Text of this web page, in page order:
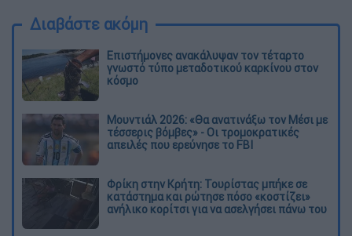
Διαβάστε ακόμη
Επιστήμονες ανακάλυψαν τον τέταρτο
γνωστό τύπο μεταδοτικού καρκίνου στον
κόσμο
Μουντιάλ 2026: «Θα ανατινάξω τον Μέσι με
τέσσερις βόμβες» - Οι τρομοκρατικές
απειλές που ερεύνησε το FBI
Φρίκη στην Κρήτη: Τουρίστας μπήκε σε
κατάστημα και ρώτησε πόσο «κοστίζει»
ανήλικο κορίτσι για να ασελγήσει πάνω του